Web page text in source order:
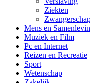
Ziekten
Mens en
Muziek en Film
Pc en Internet
Reizen en Recreatie
Sport
Wetenschap